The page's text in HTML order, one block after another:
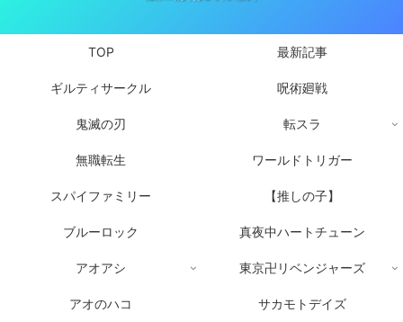
TOP 最新記事
ギルティサークル 呪術廻戦
鬼滅の刃 転スラ
無職転生 ワールドトリガー
スパイファミリー 【推しの子】
ブルーロック 真夜中ハートチューン
アオアシ 東京卍リベンジャーズ
アオのハコ サカモトデイズ